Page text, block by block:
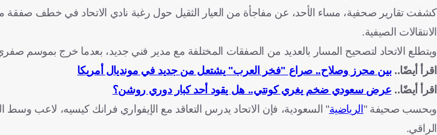
كشفت تقارير صحفية، مساء الأحد، عن مفاجأة من العيار الثقيل حول رغبة نادي الاتحاد في خطف صفقة
الانتقالات الصيفية.
ويتطلع الاتحاد لتصحيح المسار بالعديد من الصفقات المختلفة مع مدير فني جديد، بعدما خرج بموسم
اقرأ أيضًا..بين محرز وصلاح.. صراع "فخر العرب" يشتعل من جديد في مونديال أمريكا
اقرأ أيضًا.. عرض سعودي ضخم يغري كونتي.. هل يقود أحد كبار دوري روشن؟
وبحسب صحيفة "الرياضية" السعودية، فإن الاتحاد يدرس التعاقد مع الإيفواري فرانك كيسيه، لاعب وسط
الراقي.